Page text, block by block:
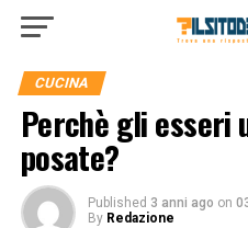
CUCINA
Perchè gli esseri
posate?
Published 3 anni ago on
By Redazione